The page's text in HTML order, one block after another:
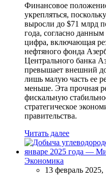
Финансовое
укрепляться,
выросли до $71 млрд
года, согласно
цифра, включающая
нефтяного фонда
Центрального банка
превышает внешний
лишь малую часть ее
меньше. Эта прочная
фискальную
стратегическое
правительства.
Читать далее
Экономика
13 февраль 2025,